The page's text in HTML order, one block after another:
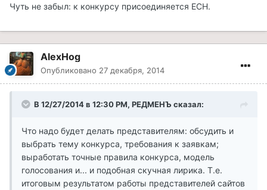
Чуть не забыл: к конкурсу присоединяется ЕСН.
AlexHog
Опубликовано 27 декабря, 2014
В 12/27/2014 в 12:30 PM, РЕДМЕНЪ сказал:
Что надо будет делать представителям: обсудить и
выбрать тему конкурса, требования к заявкам;
выработать точные правила конкурса, модель
голосования и... и подобная скучная лирика. Т.е.
итоговым результатом работы представителей сайтов